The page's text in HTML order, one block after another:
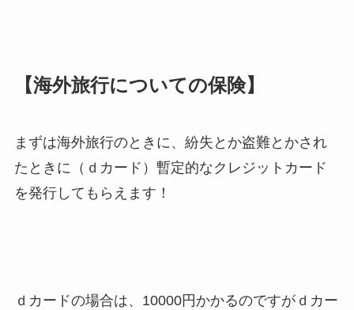
【海外旅行についての保険】
まずは海外旅行のときに、紛失とか盗難とかされ
たときに（ｄカード）暫定的なクレジットカード
を発行してもらえます！
ｄカードの場合は、10000円かかるのですがｄカー